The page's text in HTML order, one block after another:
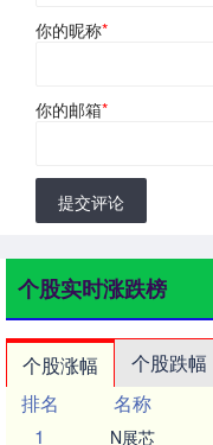
你的昵称*
你的邮箱*
提交评论
个股实时涨跌榜
个股涨幅 个股跌幅
排名
名称
1
N展芯